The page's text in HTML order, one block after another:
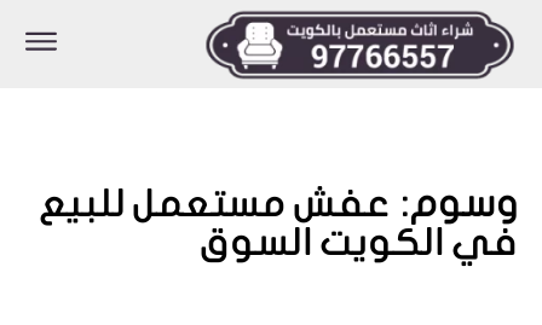
وسوم: عفش مستعمل للبيع
في الكويت السوق